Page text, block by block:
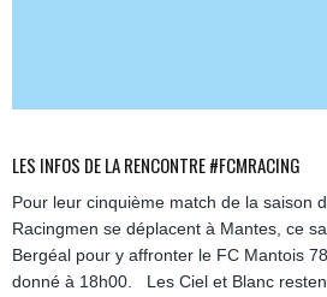
LES INFOS DE LA RENCONTRE #FCMRACING
Pour leur cinquième match de la saison
Racingmen se déplacent à Mantes, ce
Bergéal pour y affronter le FC Mantois
donné à 18h00. Les Ciel et Blanc